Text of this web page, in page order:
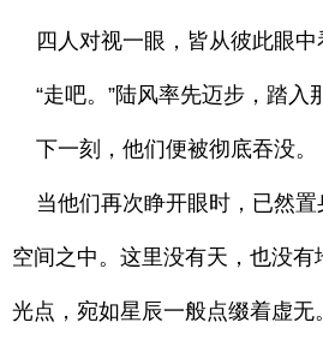
四人对视一眼，皆从彼此眼中
“走吧。”陆风率先迈步，踏入
下一刻，他们便被彻底吞没。
当他们再次睁开眼时，已然置
空间之中。这里没有天，也没有
光点，宛如星辰一般点缀着虚无。